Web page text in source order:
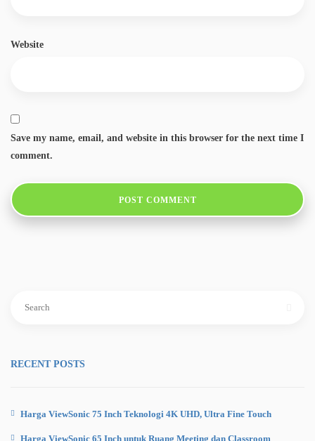
Website
Save my name, email, and website in this browser for the next time I
comment.
RECENT POSTS
Harga ViewSonic 75 Inch Teknologi 4K UHD, Ultra Fine Touch
Harga ViewSonic 65 Inch untuk Ruang Meeting dan Classroom